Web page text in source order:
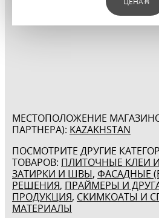
МЕСТОПОЛОЖЕНИЕ
ПАРТНЕРА): KAZAKHSTAN
ПОСМОТРИТЕ ДРУГИЕ
ТОВАРОВ: ПЛИТОЧНЫЕ КЛЕИ
ЗАТИРКИ И ШВЫ, ФАСАДНЫЕ
РЕШЕНИЯ, ПРАЙМЕРЫ И
ПРОДУКЦИЯ, СКИМКОАТЫ И
МАТЕРИАЛЫ